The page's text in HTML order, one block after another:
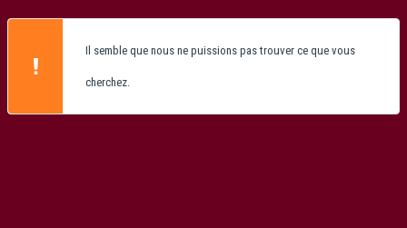
Il semble que nous ne puissions pas trouver ce que vous
cherchez.